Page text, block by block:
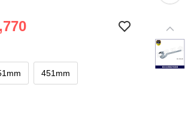
451mm